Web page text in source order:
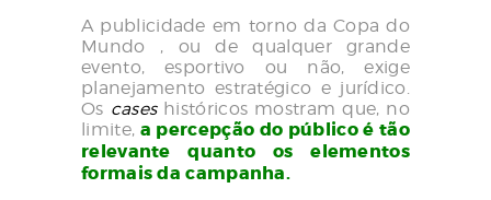
A publicidade em torno da Copa do
Mundo , ou de qualquer grande
evento, esportivo ou não, exige
planejamento estratégico e jurídico.
Os caseshistóricos mostram que, no
limite, a percepção do público é tão
relevante quanto os elementos
formais da campanha.